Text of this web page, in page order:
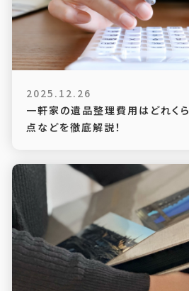
2025.12.26
一軒家の遺品整理費用はどれくら
点などを徹底解説！